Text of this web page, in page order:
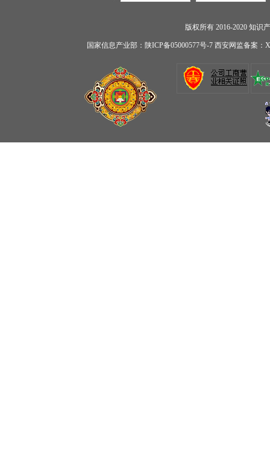
版权所有 2016-2020 知识
国家信息产业部：陕ICP备05000577号-7 西安网监备案：